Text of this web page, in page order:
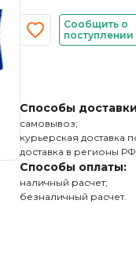
Сообщить о
поступлении
Способы
самовывоз;
курьерская доставка
доставка в регионы
Способы оплаты:
наличный расчет;
безналичный расчет.